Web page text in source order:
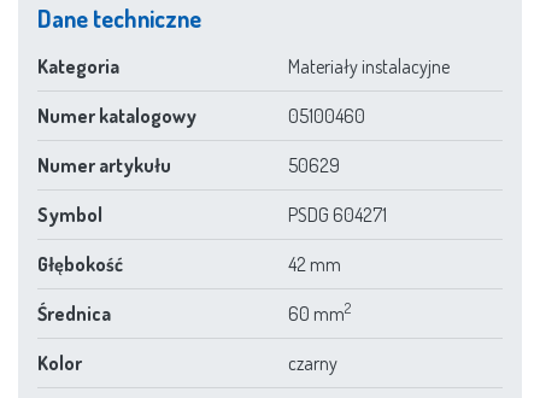
Dane techniczne
Kategoria Materiały instalacyjne
Numer katalogowy 05100460
Numer artykułu 50629
Symbol PSDG 604271
Głębokość 42 mm
Średnica 60 mm2
Kolor czarny